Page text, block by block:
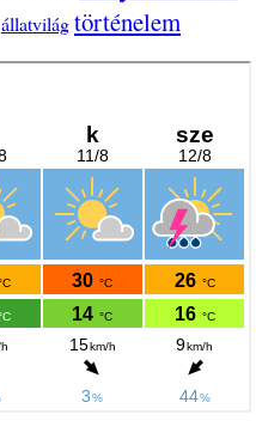
állatvilágtörténelem